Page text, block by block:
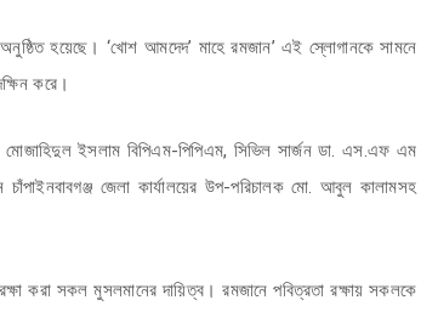
হয়েছে। ‘খোশ আমদেদ’ মাহে রমজান’ এই স্লোগানকে সামনে
করে।
ইসলাম বিপিএম-পিপিএম, সিভিল সার্জন ডা. এস.এফ এম
জেলা কার্যালয়ের উপ-পরিচালক মো. আবুল কালামসহ
করা সকল মুসলমানের দায়িত্ব। রমজানে পবিত্রতা রক্ষায় সকলকে